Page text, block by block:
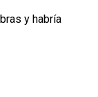
y habría